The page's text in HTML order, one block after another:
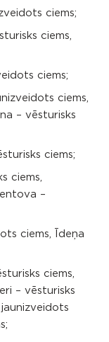
ciems;
ciems,
ciems;
ciems,
– vēsturisks
ciems;
ciems,
–
ciems, Īdeņa
ciems,
– vēsturisks